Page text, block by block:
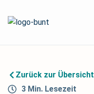
Zurück zur Übersicht
3 Min.Lesezeit